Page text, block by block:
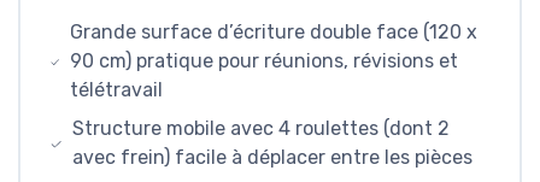
Grande surface d’écriture double face (120 x
90 cm) pratique pour réunions, révisions et
télétravail
Structure mobile avec 4 roulettes (dont 2
avec frein) facile à déplacer entre les pièces